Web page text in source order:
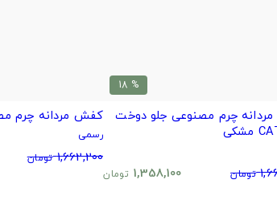
% 18
چرم مصنوعی جلو دوخت
تومان 1,358,100 تومان
کفش مردانه چرم
رسمی
1,662,200 تومان